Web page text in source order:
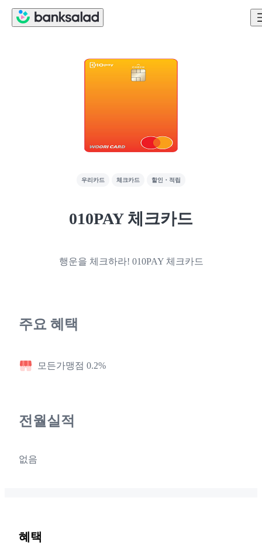
우리카드 체크카드 할인・적립
010PAY 체크카드
행운을 체크하라! 010PAY 체크카드
주요 혜택
모든가맹점 0.2%
전월실적
없음
혜택